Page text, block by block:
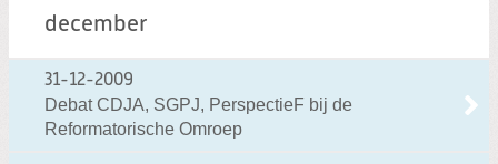
december
31-12-2009
Debat CDJA, SGPJ, PerspectieF bij de
Reformatorische Omroep